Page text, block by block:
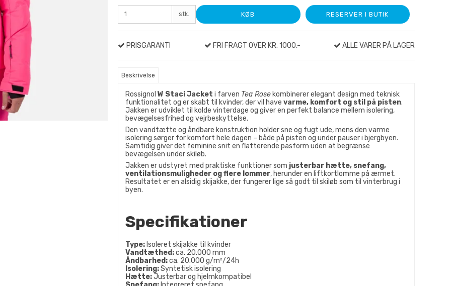
stk. KØB RESERVER I BUTIK
PRISGARANTI FRI FRAGT OVER KR. 1000,- ALLE VARER PÅ LAGER
Beskrivelse
Rossignol W Staci Jacket i farven Tea Rose kombinerer elegant design med teknisk
funktionalitet og er skabt til kvinder, der vil have varme, komfort og stil på pisten.
Jakken er udviklet til kolde vinterdage og giver en perfekt balance mellem isolering,
bevægelsesfrihed og vejrbeskyttelse.
Den vandtætte og åndbare konstruktion holder sne og fugt ude, mens den varme
isolering sørger for komfort hele dagen – både på pisten og under pauser i bjergbyen.
Samtidig giver det feminine snit en flatterende pasform uden at begrænse
bevægelsen under skiløb.
Jakken er udstyret med praktiske funktioner som justerbar hætte, snefang,
ventilationsmuligheder og flere lommer, herunder en liftkortlomme på ærmet.
Resultatet er en alsidig skijakke, der fungerer lige så godt til skiløb som til vinterbrug i
byen.
Specifikationer
Type: Isoleret skijakke til kvinder
Vandtæthed:ca. 20.000 mm
Åndbarhed:ca. 20.000 g/m²/24h
Isolering:Syntetisk isolering
Hætte:Justerbar og hjelmkompatibel